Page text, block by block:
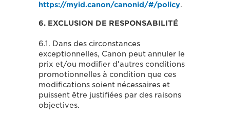
https://myid.canon/canonid/#/policy.
6. EXCLUSION DE RESPONSABILITÉ
6.1. Dans des circonstances
exceptionnelles, Canon peut annuler le
prix et/ou modifier d'autres conditions
promotionnelles à condition que ces
modifications soient nécessaires et
puissent être justifiées par des raisons
objectives.